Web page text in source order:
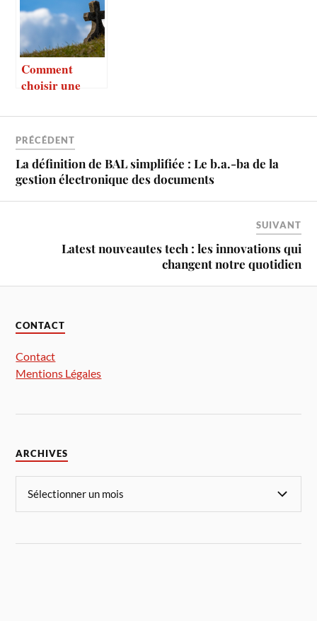
Comment
choisir une
pompes
funèbres ?
PRÉCÉDENT
La définition de BAL simplifiée : Le b.a.-ba de la
gestion électronique des documents
SUIVANT
Latest nouveautes tech : les innovations qui
changent notre quotidien
CONTACT
Contact
Mentions Légales
ARCHIVES